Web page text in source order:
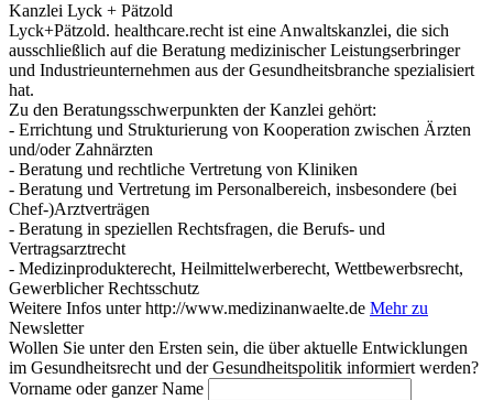
Kanzlei Lyck + Pätzold
Lyck+Pätzold. healthcare.recht ist eine Anwaltskanzlei, die sich
ausschließlich auf die Beratung medizinischer Leistungserbringer
und Industrieunternehmen aus der Gesundheitsbranche spezialisiert
hat.
Zu den Beratungsschwerpunkten der Kanzlei gehört:
- Errichtung und Strukturierung von Kooperation zwischen Ärzten
und/oder Zahnärzten
- Beratung und rechtliche Vertretung von Kliniken
- Beratung und Vertretung im Personalbereich, insbesondere (bei
Chef-)Arztverträgen
- Beratung in speziellen Rechtsfragen, die Berufs- und
Vertragsarztrecht
- Medizinprodukterecht, Heilmittelwerberecht, Wettbewerbsrecht,
Gewerblicher Rechtsschutz
Weitere Infos unter http://www.medizinanwaelte.de Mehr zu
Newsletter
Wollen Sie unter den Ersten sein, die über aktuelle Entwicklungen
im Gesundheitsrecht und der Gesundheitspolitik informiert werden?
Vorname oder ganzer Name